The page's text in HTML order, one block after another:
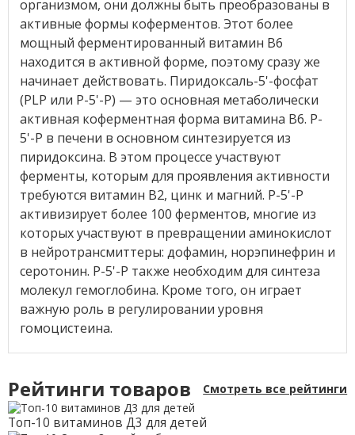
организмом, они должны быть преобразованы в
активные формы коферментов. Этот более
мощный ферментированный витамин B6
находится в активной форме, поэтому сразу же
начинает действовать. Пиридоксаль-5'-фосфат
(PLP или P-5'-P) — это основная метаболически
активная коферментная форма витамина B6. P-
5'-P в печени в основном синтезируется из
пиридоксина. В этом процессе участвуют
ферменты, которым для проявления активности
требуются витамин B2, цинк и магний. P-5'-P
активизирует более 100 ферментов, многие из
которых участвуют в превращении аминокислот
в нейротрансмиттеры: дофамин, норэпинефрин и
серотонин. P-5'-P также необходим для синтеза
молекул гемоглобина. Кроме того, он играет
важную роль в регулировании уровня
гомоцистеина.
Рейтинги товаров Смотреть все рейтинги
Топ-10 витаминов Д3 для детей